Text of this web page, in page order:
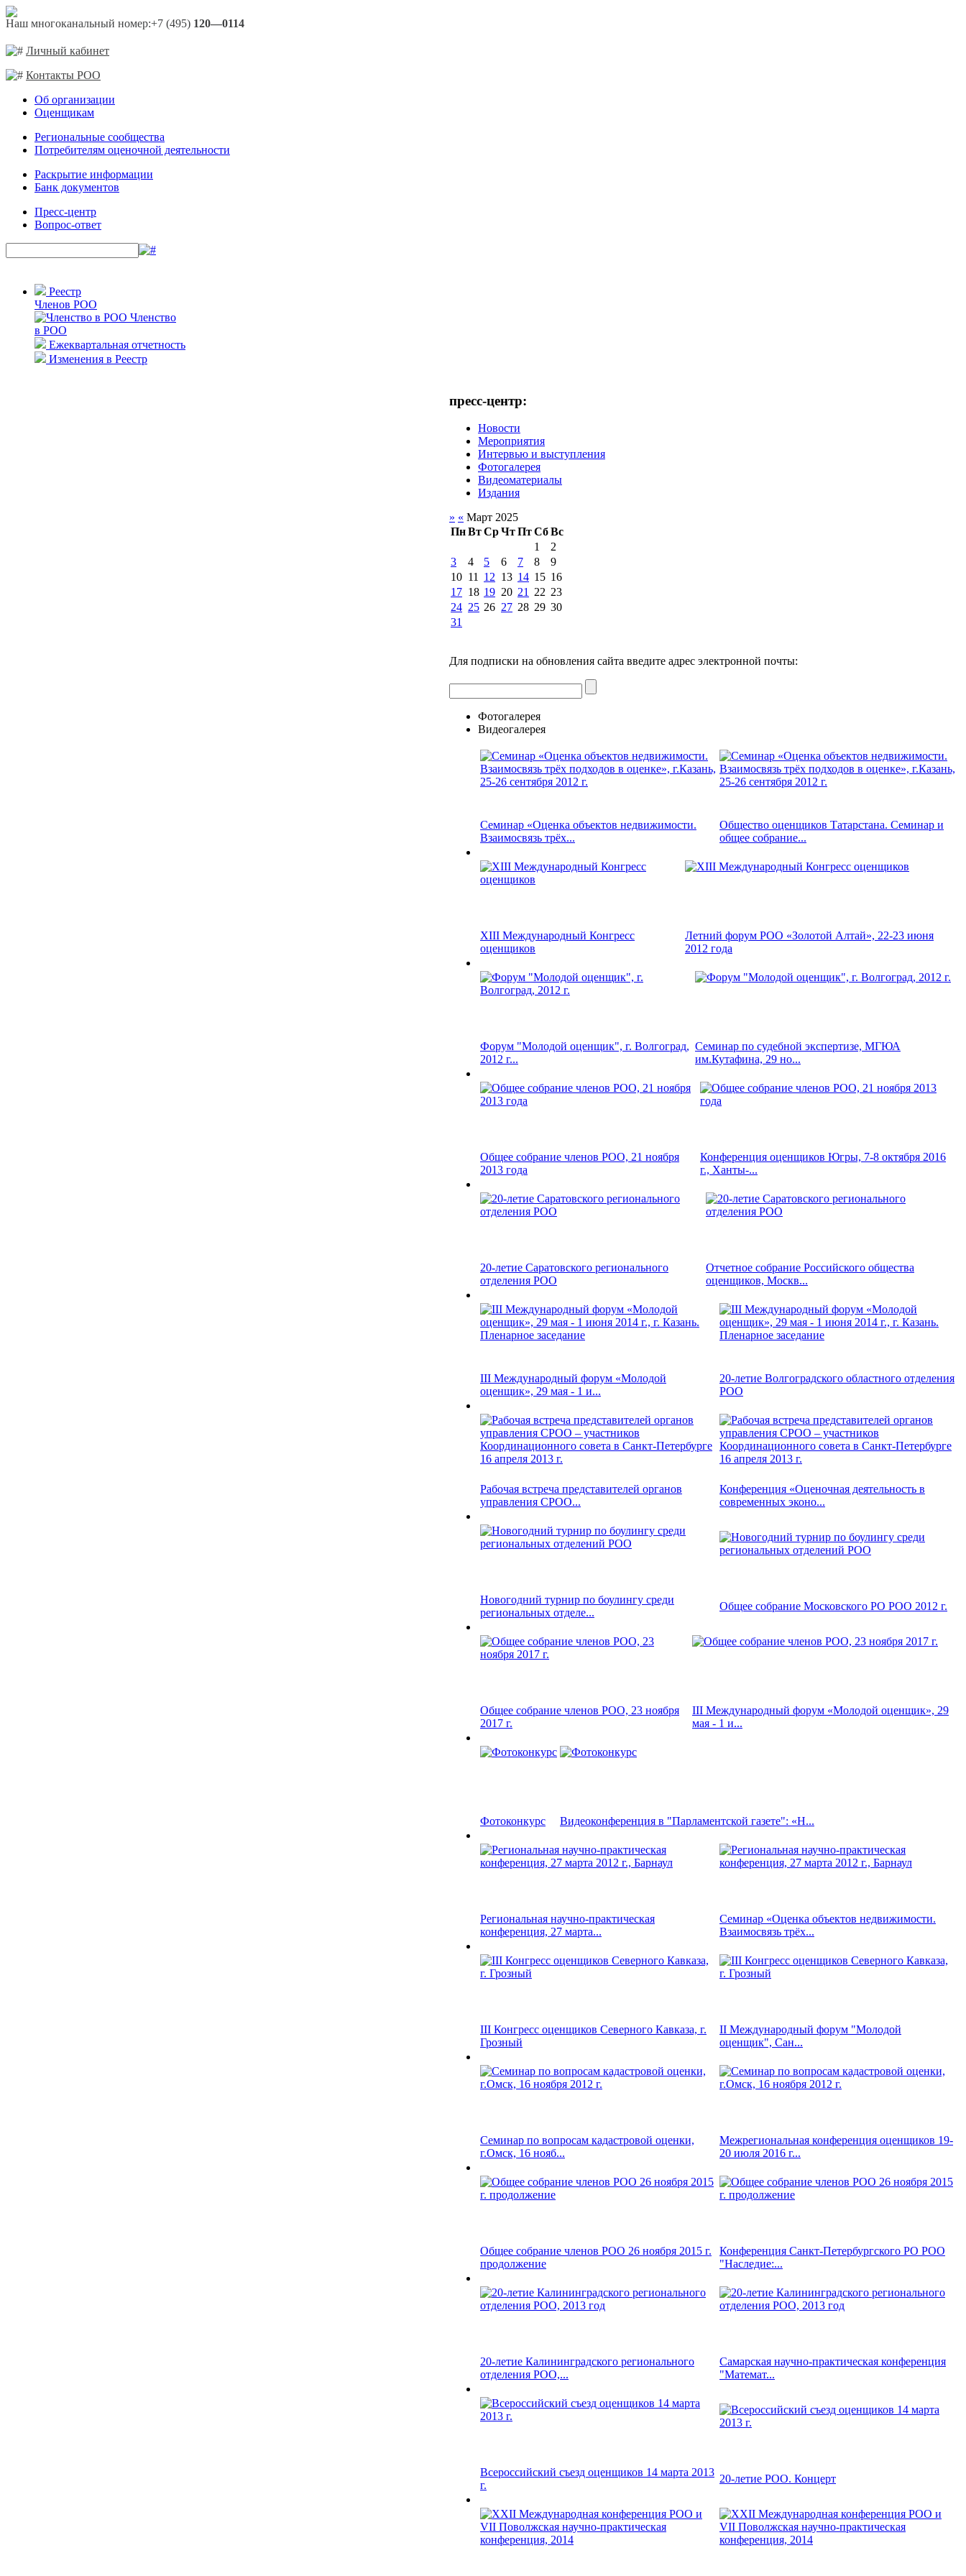
Наш многоканальный номер:+7 (495) 120—0114
Личный кабинет
Контакты РОО
Об организации
Оценщикам
Региональные сообщества
Потребителям оценочной деятельности
Раскрытие информации
Банк документов
Пресс-центр
Вопрос-ответ
Реестр
Членов РОО
Членство
в РОО
Ежеквартальная отчетность
Изменения в Реестр
пресс-центр:
Новости
Мероприятия
Интервью и выступления
Фотогалерея
Видеоматериалы
Издания
» « Март 2025
ПнВтСрЧтПтСбВс
1
2
3
4 5 6 7 8
9
10 11 12 13 14 15 16
17 18 19 20 21 22 23
24 25 26 27 28 29 30
31
Для подписки на обновления сайта введите адрес электронной почты:
Фотогалерея
Видеогалерея
Семинар «Оценка объектов недвижимости.
Взаимосвязь трёх...
Общество оценщиков Татарстана. Семинар и
общее собрание...
XIII Международный Конгресс
оценщиков
Летний форум РОО «Золотой Алтай», 22-23 июня
2012 года
Форум "Молодой оценщик", г. Волгоград,
2012 г...
Семинар по судебной экспертизе, МГЮА
им.Кутафина, 29 но...
Общее собрание членов РОО, 21 ноября
2013 года
Конференция оценщиков Югры, 7-8 октября 2016
г., Ханты-...
20-летие Саратовского регионального
отделения РОО
Отчетное собрание Российского общества
оценщиков, Москв...
III Международный форум «Молодой
оценщик», 29 мая - 1 и...
20-летие Волгоградского областного отделения
РОО
Рабочая встреча представителей органов
управления СРОО...
Конференция «Оценочная деятельность в
современных эконо...
Новогодний турнир по боулингу среди
региональных отделе...
Общее собрание Московского РО РОО 2012 г.
Общее собрание членов РОО, 23 ноября
2017 г.
III Международный форум «Молодой оценщик», 29
мая - 1 и...
Фотоконкурс Видеоконференция в "Парламентской газете": «Н...
Региональная научно-практическая
конференция, 27 марта...
Семинар «Оценка объектов недвижимости.
Взаимосвязь трёх...
III Конгресс оценщиков Северного Кавказа, г.
Грозный
II Международный форум "Молодой
оценщик", Сан...
Семинар по вопросам кадастровой оценки,
г.Омск, 16 нояб...
Межрегиональная конференция оценщиков 19-
20 июля 2016 г...
Общее собрание членов РОО 26 ноября 2015 г.
продолжение
Конференция Санкт-Петербургского РО РОО
"Наследие:...
20-летие Калининградского регионального
отделения РОО,...
Самарская научно-практическая конференция
"Математ...
Всероссийский съезд оценщиков 14 марта 2013
г.
20-летие РОО. Концерт